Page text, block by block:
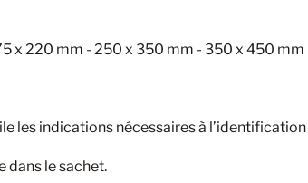
x 220 mm - 250 x 350 mm - 350 x 450 mm
les indications nécessaires à
dans le sachet.